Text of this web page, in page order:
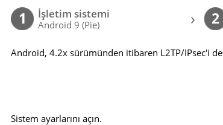
1 İşletim sistemi
Android 9 (Pie) › 2
Android, 4.2x sürümünden itibaren L2TP/IPsec'i
Sistem ayarlarını açın.